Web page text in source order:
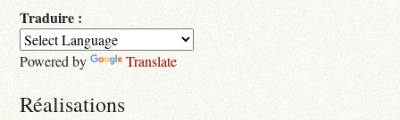
Traduire :
Powered by Translate
Réalisations